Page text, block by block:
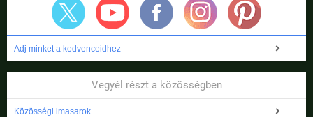
Adj minket a kedvenceidhez
Vegyél részt a közösségben
Közösségi imasarok